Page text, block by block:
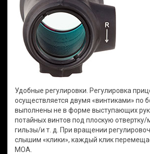
Удобные регулировки. Регулировка
осуществляется двумя «винтиками» по
выполнены не в форме выступающих
потайных винтов под плоскую
гильзы/и т. д. При вращении
слышим «клики», каждый клик
МОА.